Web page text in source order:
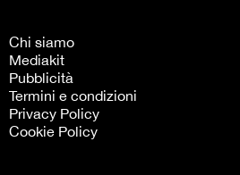
Chi siamo
Mediakit
Pubblicità
Termini e condizioni
Privacy Policy
Cookie Policy